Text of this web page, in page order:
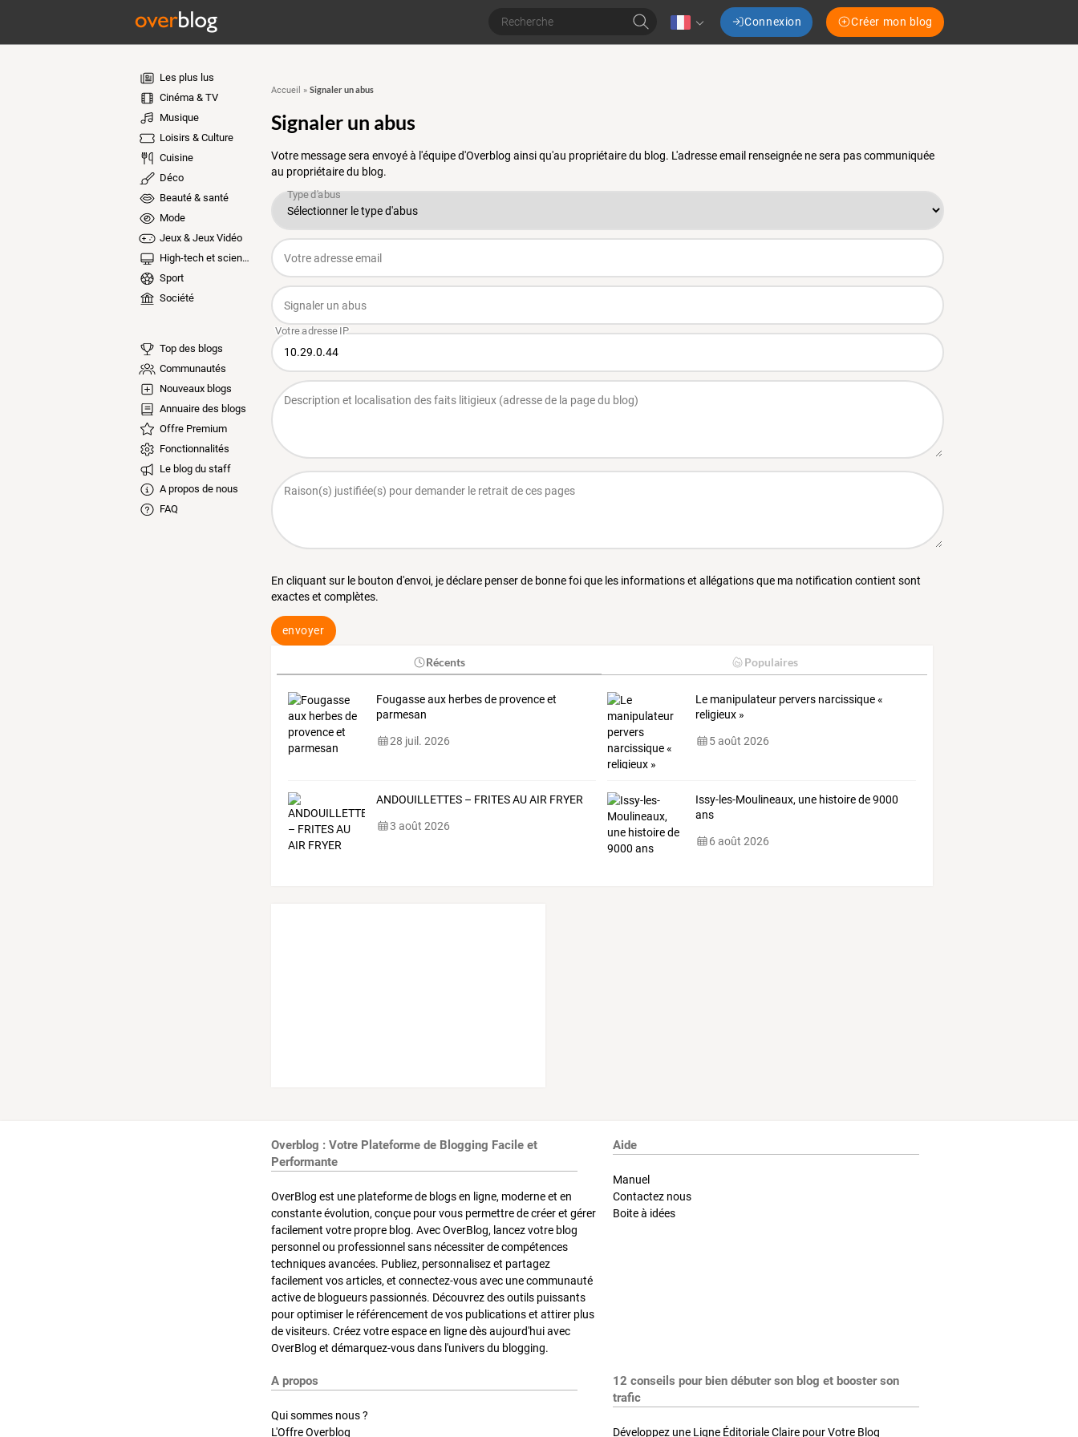
Connexion Créer mon blog
Les plus lus
Cinéma & TV
Musique
Loisirs & Culture
Cuisine
Déco
Beauté & santé
Mode
Jeux & Jeux Vidéo
High-tech et sciences
Sport
Société
Top des blogs
Communautés
Nouveaux blogs
Annuaire des blogs
Offre Premium
Fonctionnalités
Le blog du staff
A propos de nous
FAQ
Accueil » Signaler un abus
Signaler un abus
Votre message sera envoyé à l'équipe d'Overblog ainsi qu'au propriétaire du blog. L'adresse email renseignée ne sera pas communiquée
au propriétaire du blog.
En cliquant sur le bouton d'envoi, je déclare penser de bonne foi que les informations et allégations que ma notification contient sont
exactes et complètes.
envoyer
Récents Populaires
Fougasse aux herbes de provence et
parmesan
28 juil. 2026
Le manipulateur pervers narcissique «
religieux »
5 août 2026
ANDOUILLETTES – FRITES AU AIR FRYER
3 août 2026
Issy-les-Moulineaux, une histoire de 9000
ans
6 août 2026
Overblog : Votre Plateforme de Blogging Facile et
Performante
OverBlog est une plateforme de blogs en ligne, moderne et en
constante évolution, conçue pour vous permettre de créer et gérer
facilement votre propre blog. Avec OverBlog, lancez votre blog
personnel ou professionnel sans nécessiter de compétences
techniques avancées. Publiez, personnalisez et partagez
facilement vos articles, et connectez-vous avec une communauté
active de blogueurs passionnés. Découvrez des outils puissants
pour optimiser le référencement de vos publications et attirer plus
de visiteurs. Créez votre espace en ligne dès aujourd'hui avec
OverBlog et démarquez-vous dans l'univers du blogging.
Aide
Manuel
Contactez nous
Boite à idées
A propos
Qui sommes nous ?
L'Offre Overblog
12 conseils pour bien débuter son blog et booster son
trafic
Développez une Ligne Éditoriale Claire pour Votre Blog